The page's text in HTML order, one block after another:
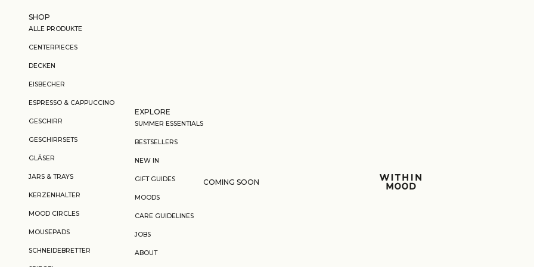
Within Mood
SHOP
ALLE PRODUKTE
CENTERPIECES
DECKEN
EISBECHER
ESPRESSO & CAPPUCCINO
GESCHIRR
GESCHIRRSETS
GLÄSER
JARS & TRAYS
KERZENHALTER
MOOD CIRCLES
MOUSEPADS
SCHNEIDEBRETTER
EXPLORE
SUMMER ESSENTIALS
BESTSELLERS
NEW IN
GIFT GUIDES
MOODS
CARE GUIDELINES
JOBS
ABOUT
COMING SOON